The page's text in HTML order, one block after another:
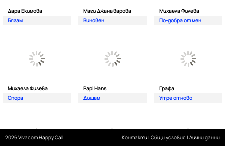
Дара Екимова
Бягам
Маги Джанаварова
Виновен
Михаела Филева
По-добра от мен
Михаела Филева
Опора
Papi Hans
Дишам
Графа
Утре отново
2026 Vivacom Happy Call Контакти| Общи условия | Лични данни